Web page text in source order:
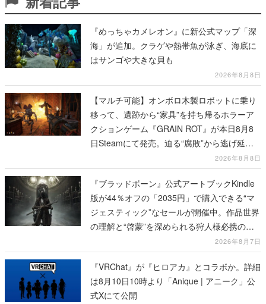
『めっちゃカメレオン』に新公式マップ「深
海」が追加。クラゲや熱帯魚が泳ぎ、海底に
はサンゴや大きな貝も
2026年8月8日
【マルチ可能】オンボロ木製ロボットに乗り
移って、遺跡から“家具”を持ち帰るホラーア
クションゲーム『GRAIN ROT』が本日8月8
日Steamにて発売。迫る“腐敗”から逃げ延
2026年8月8日
『ブラッドボーン』公式アートブックKindle
版が44％オフの「2035円」で購入できる“マ
ジェスティック”なセールが開催中。作品世界
の理解と“啓蒙”を深められる狩人様必携の一
2026年8月7日
『VRChat』が『ヒロアカ』とコラボか。詳細
は8月10日10時より「Anique | アニーク」公
式Xにて公開